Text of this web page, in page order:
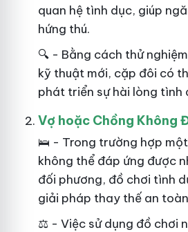
quan hệ tình dục, giúp
hứng thú.
🔍 - Bằng cách thử
kỹ thuật mới, cặp đôi có
phát triển sự hài lòng tình
Vợ hoặc Chồng Không
🛌 - Trong trường hợp
không thể đáp ứng được
đối phương, đồ chơi tình
giải pháp thay thế an
⚖️ - Việc sử dụng đồ chơi